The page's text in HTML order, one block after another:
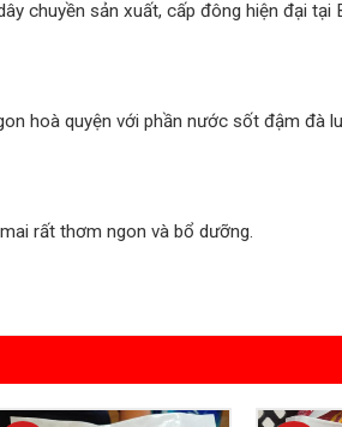
chuyền sản xuất, cấp đông hiện đại tại
hoà quyện với phần nước sốt đậm đà
rất thơm ngon và bổ dưỡng.